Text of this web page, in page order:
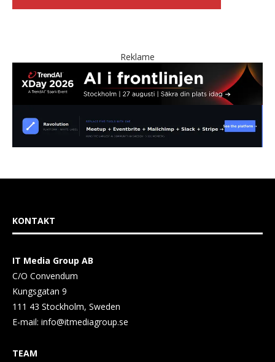
Reklame
KONTAKT
IT Media Group AB
C/O Convendum
Kungsgatan 9
111 43 Stockholm, Sweden
E-mail: info@itmediagroup.se
TEAM